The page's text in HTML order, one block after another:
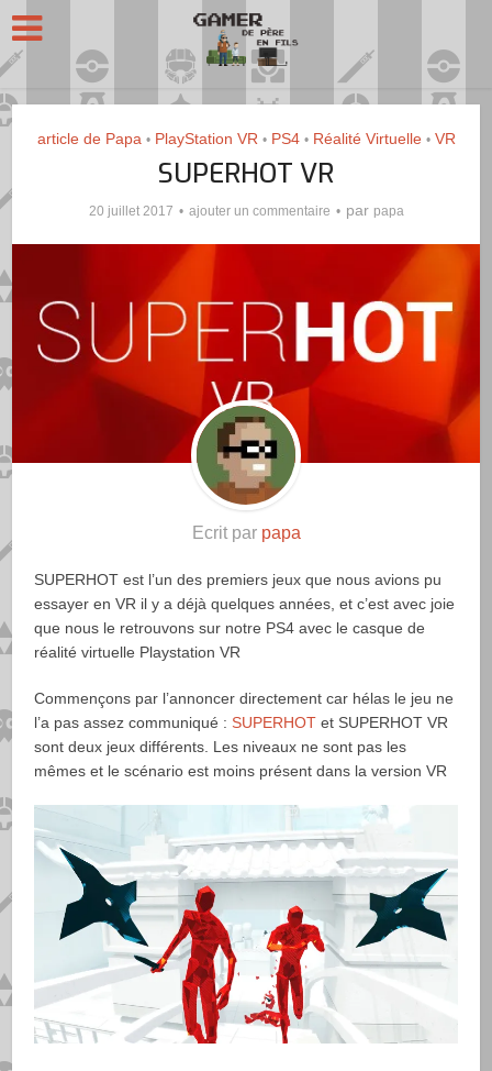
article de Papa • PlayStation VR • PS4 • Réalité Virtuelle • VR
SUPERHOT VR
20 juillet 2017 ajouter un commentaire par papa
Ecrit par papa
SUPERHOT est l’un des premiers jeux que nous avions pu
essayer en VR il y a déjà quelques années, et c’est avec joie
que nous le retrouvons sur notre PS4 avec le casque de
réalité virtuelle Playstation VR
Commençons par l’annoncer directement car hélas le jeu ne
l’a pas assez communiqué :SUPERHOT et SUPERHOT VR
sont deux jeux différents. Les niveaux ne sont pas les
mêmes et le scénario est moins présent dans la version VR